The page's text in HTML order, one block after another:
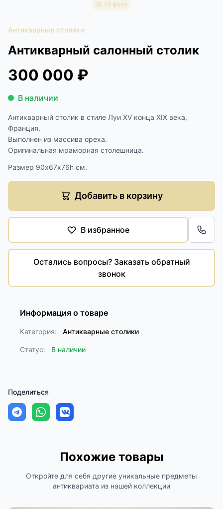
10 фото
Антикварные столики
Антикварный салонный столик
300 000 ₽
В наличии
Антикварный столик в стиле Луи XV конца XIX века,
Франция.
Выполнен из массива ореха.
Оригинальная мраморная столешница.
Размер 90х67х76h см.
Добавить в корзину
В избранное
Остались вопросы? Заказать обратный
звонок
Информация о товаре
Категория: Антикварные столики
Статус: В наличии
Поделиться
Похожие товары
Откройте для себя другие уникальные предметы
антиквариата из нашей коллекции